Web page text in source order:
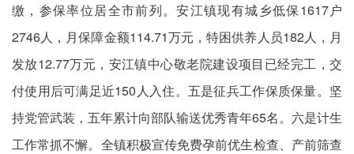
缴，参保率位居全市前列。安江镇现有城乡低保1617户
2746人，月保障金额114.71万元，特困供养人员182人，月
发放12.77万元，安江镇中心敬老院建设项目已经完工，交
付使用后可满足近150人入住。五是征兵工作保质保量。坚
持党管武装，五年累计向部队输送优秀青年65名。六是计生
工作常抓不懈。全镇积极宣传免费孕前优生检查、产前筛查